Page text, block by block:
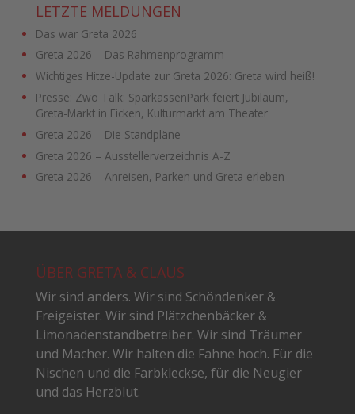
LETZTE MELDUNGEN
Das war Greta 2026
Greta 2026 – Das Rahmenprogramm
Wichtiges Hitze-Update zur Greta 2026: Greta wird heiß!
Presse: Zwo Talk: SparkassenPark feiert Jubiläum,
Greta-Markt in Eicken, Kulturmarkt am Theater
Greta 2026 – Die Standpläne
Greta 2026 – Ausstellerverzeichnis A-Z
Greta 2026 – Anreisen, Parken und Greta erleben
ÜBER GRETA & CLAUS
Wir sind anders. Wir sind Schöndenker &
Freigeister. Wir sind Plätzchenbäcker &
Limonadenstandbetreiber. Wir sind Träumer
und Macher. Wir halten die Fahne hoch. Für die
Nischen und die Farbkleckse, für die Neugier
und das Herzblut.